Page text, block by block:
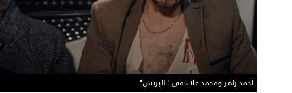
أحمد زاهر ومحمد علاء في "البرنس"